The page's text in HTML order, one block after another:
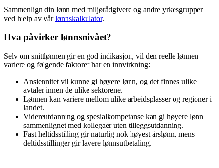
Sammenlign din lønn med miljørådgivere og andre yrkesgrupper
ved hjelp av vårlønnskalkulator.
Hva påvirker lønnsnivået?
Selv om snittlønnen gir en god indikasjon, vil den reelle lønnen
variere og følgende faktorer har en innvirkning:
Ansiennitet vil kunne gi høyere lønn, og det finnes ulike
avtaler innen de ulike sektorene.
Lønnen kan variere mellom ulike arbeidsplasser og regioner i
landet.
Videreutdanning og spesialkompetanse kan gi høyere lønn
sammenlignet med kollegaer uten tilleggsutdanning.
Fast heltidsstilling gir naturlig nok høyest årslønn, mens
deltidsstillinger gir lavere lønnsutbetaling.